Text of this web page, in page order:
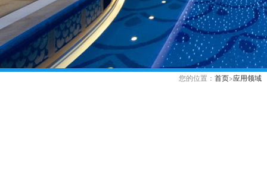
您的位置： 首页>应用领域